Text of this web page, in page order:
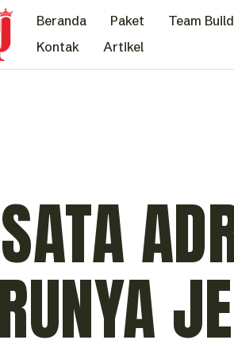
Beranda Paket
Team
Kontak
Artikel